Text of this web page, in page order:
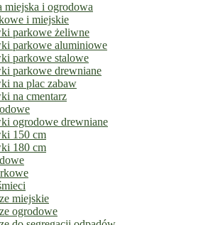
miejska i ogrodowa
i miejskie
parkowe żeliwne
parkowe aluminiowe
parkowe stalowe
parkowe drewniane
na plac zabaw
na cmentarz
ogrodowe drewniane
150 cm
180 cm
miejskie
ogrodowe